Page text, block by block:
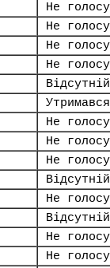
Не
Не
Не
Не
Відсутній
Утримався
Не
Не
Не
Відсутній
Не
Відсутній
Не
Не